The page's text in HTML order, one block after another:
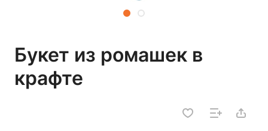
Букет из ромашек в
крафте